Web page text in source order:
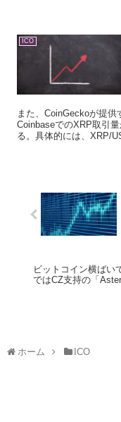
ICO
また、CoinGeckoが提供
CoinbaseでのXRP取引
る。具体的には、XRP/
ビットコイン横ばい
ではCZ支持の「
ホーム ICO